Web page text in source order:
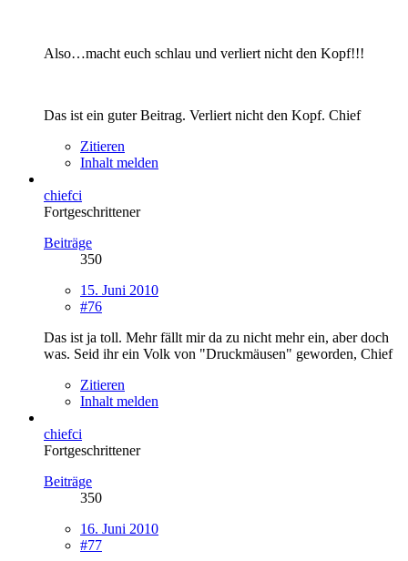
Also…macht euch schlau und verliert nicht den Kopf!!!
Das ist ein guter Beitrag. Verliert nicht den Kopf. Chief
Zitieren
Inhalt melden
chiefci
Fortgeschrittener
Beiträge
350
15. Juni 2010
#76
Das ist ja toll. Mehr fällt mir da zu nicht mehr ein, aber doch
was. Seid ihr ein Volk von "Druckmäusen" geworden, Chief
Zitieren
Inhalt melden
chiefci
Fortgeschrittener
Beiträge
350
16. Juni 2010
#77